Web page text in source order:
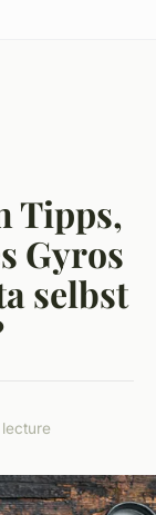
Tipps,
Gyros
selbst